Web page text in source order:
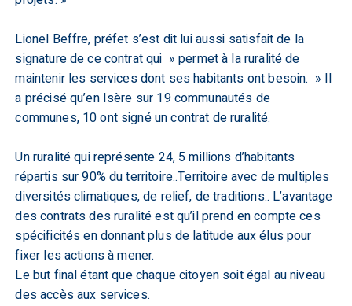
Lionel Beffre, préfet s’est dit lui aussi satisfait de la
signature de ce contrat qui » permet à la ruralité de
maintenir les services dont ses habitants ont besoin. » Il
a précisé qu’en Isère sur 19 communautés de
communes, 10 ont signé un contrat de ruralité.
Un ruralité qui représente 24, 5 millions d’habitants
répartis sur 90% du territoire..Territoire avec de multiples
diversités climatiques, de relief, de traditions.. L’avantage
des contrats des ruralité est qu’il prend en compte ces
spécificités en donnant plus de latitude aux élus pour
fixer les actions à mener.
Le but final étant que chaque citoyen soit égal au niveau
des accès aux services.